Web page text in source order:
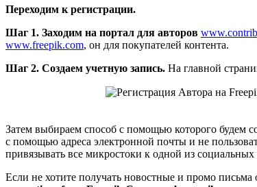
Переходим к регистрации.
Шаг 1. Заходим на портал для авторов
www.freepik.com, он для покупателей контента.
Шаг 2. Создаем учетную запись. На главной
Затем выбираем способ с помощью которого будем
с помощью адреса электронной почты и не
привязывать все микростоки к одной из социальных
Если не хотите получать новостные и промо